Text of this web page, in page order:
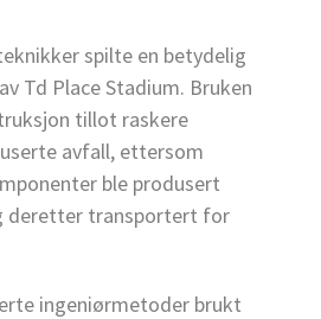
spilte en betydelig
Td Place Stadium. Bruken
tillot raskere
avfall, ettersom
ble produsert
deretter transportert for
ingeniørmetoder brukt